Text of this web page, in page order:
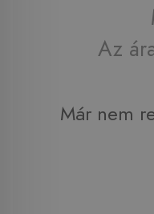
Az
Már nem